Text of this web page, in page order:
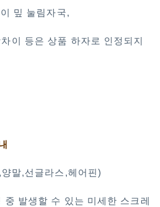
밒 눌림자국,
이 등은 상품 하자로 인정되지
말,선글라스,헤어핀)
발생할 수 있는 미세한 스크레